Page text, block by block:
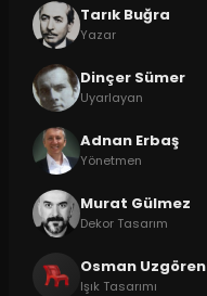
Tarık Buğra
Yazar
Dinçer Sümer
Uyarlayan
Adnan Erbaş
Yönetmen
Murat Gülmez
Dekor Tasarım
Osman Uzgören
Işık Tasarımı